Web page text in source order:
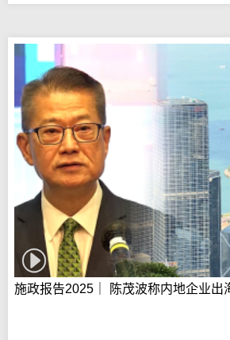
施政报告2025｜ 陈茂波称内地企业出